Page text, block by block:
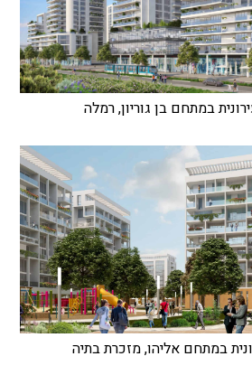
במתחם בן גוריון, רמלה
במתחם אליהו, מזכרת בתיה